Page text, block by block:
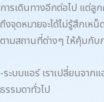
การเดินทางอีกต่อไป แต่ลู
ถึงจุดหมายจะได้ไม่รู้สึกเห
ตามสถานที่ต่างๆ ให้คุ้มกับ
-ระบบแอร์ เราเปลี่ยนจาก
ธรรมดาทั่วไป